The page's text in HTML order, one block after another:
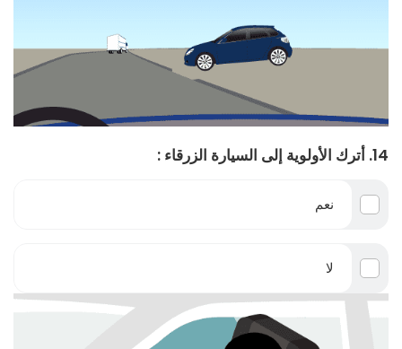
14. أترك الأولوية إلى السيارة الزرقاء :
نعم
لا